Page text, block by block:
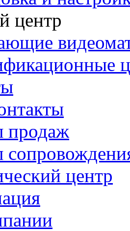
центр
продаж
центр